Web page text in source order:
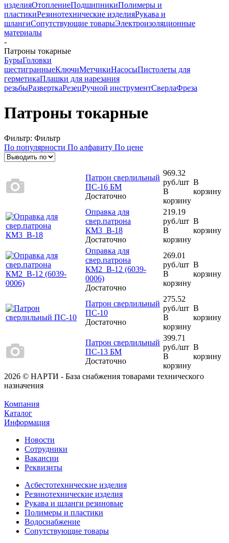
изделияОтоплениеПодшипникиПолимеры и
пластикиРезинотехнические изделияРукава и
шлангиСопутствующие товарыЭлектроизоляционные
материалы
-
Патроны токарные
БурыГоловки
шестигранныеКлючиМетчикиНасосыПистолеты для
герметикаПлашки для нарезания
резьбыРазверткаРезецРучной инструментСверлаФреза
Патроны токарные
Фильтр: Фильтр
По популярности По алфавиту По цене
Патрон сверлильный
ПС-16 БМ
Достаточно
969.32
руб./шт
В
корзину
В
корзину
Оправка для
свер.патрона
КМ3 В-18
Достаточно
219.19
руб./шт
В
корзину
В
корзину
Оправка для
свер.патрона
КМ2 В-12 (6039-
0006)
Достаточно
269.01
руб./шт
В
корзину
В
корзину
Патрон сверлильный
ПС-10
Достаточно
275.52
руб./шт
В
корзину
В
корзину
Патрон сверлильный
ПС-13 БМ
Достаточно
399.71
руб./шт
В
корзину
В
корзину
2026 © НАРТИ - База снабжения товарами технического
назначения
Компания
Каталог
Информация
Новости
Сотрудники
Вакансии
Реквизиты
Асбестотехнические изделия
Резинотехнические изделия
Рукава и шланги резиновые
Полимеры и пластики
Водоснабжение
Сопутствующие товары